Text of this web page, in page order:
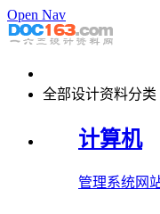
Open Nav
全部设计资料分类
计算机
管理系统网